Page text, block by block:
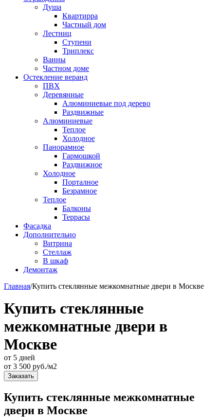
Душа
Квартирра
Частный дом
Лестниц
Ступени
Триплекс
Ванны
Частном доме
Остекление веранд
ПВХ
Деревянные
Алюминиевые под дерево
Раздвижные
Алюминиевые
Теплое
Холодное
Панорамное
Гармошкой
Раздвижное
Холодное
Порталное
Безрамное
Теплое
Балконы
Террасы
Фасадка
Дополнительно
Витрина
Стеллаж
В шкаф
Демонтаж
Главная/Купить стеклянные межкомнатные двери в Москве
Купить стеклянные
межкомнатные двери в
Москве
от 5 дней
от 3 500 руб./м2
Заказать
Купить стеклянные межкомнатные
двери в Москве